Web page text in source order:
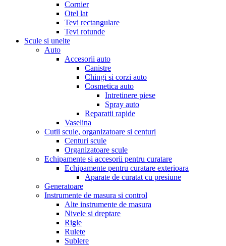
Cornier
Otel lat
Tevi rectangulare
Tevi rotunde
Scule si unelte
Auto
Accesorii auto
Canistre
Chingi si corzi auto
Cosmetica auto
Intretinere piese
Spray auto
Reparatii rapide
Vaselina
Cutii scule, organizatoare si centuri
Centuri scule
Organizatoare scule
Echipamente si accesorii pentru curatare
Echipamente pentru curatare exterioara
Aparate de curatat cu presiune
Generatoare
Instrumente de masura si control
Alte instrumente de masura
Nivele si dreptare
Rigle
Rulete
Sublere